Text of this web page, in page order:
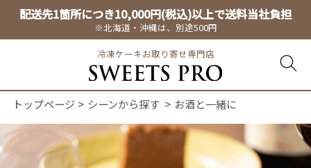
配送先1箇所につき10,000円(税込)以上で送料当社負担
※北海道・沖縄は、別途500円
冷凍ケーキお取り寄せ専門店
トップページ シーンから探す お酒と一緒に